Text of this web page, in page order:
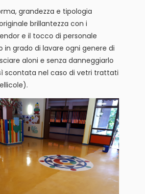
grandezza e tipologia
brillantezza con i
e il tocco di personale
in grado di lavare ogni genere di
aloni e senza danneggiarlo
scontata nel caso di vetri trattati